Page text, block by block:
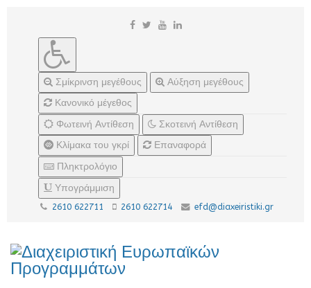
Σμίκρινση μεγέθους
Αύξηση μεγέθους
Κανονικό μέγεθος
Φωτεινή Αντίθεση
Σκοτεινή Αντίθεση
Κλίμακα του γκρί
Επαναφορά
Πληκτρολόγιο
Υπογράμμιση
2610 622711 2610 622714 efd@diaxeiristiki.gr